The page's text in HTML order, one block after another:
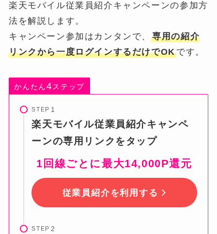
楽天モバイル従業員紹介キャンペーンの参加方
法を解説します。
キャンペーン参加はカンタンで、専用の紹介
リンクから一度ログインするだけでOKです。
かんたん4 ステップ
STEP
楽天モバイル従業員紹介キャンペ
ーンの専用リンクをタップ
1回線ごとに最大14,000P還元
従業員紹介を利用する
STEP